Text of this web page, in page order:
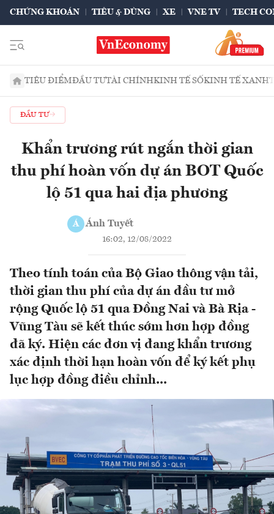
CHỨNG KHOÁN TIÊU & DÙNG XE VNE TV TECH
TIÊU ĐIỂMĐẦU TƯTÀI CHÍNHKINH TẾ SỐKINH TẾ XANH
ĐẦU TƯ
Khẩn trương rút ngắn thời gian
thu phí hoàn vốn dự án BOT Quốc
lộ 51 qua hai địa phương
Á Ánh Tuyết
16:02, 12/08/2022
Theo tính toán của Bộ Giao thông vận tải,
thời gian thu phí của dự án đầu tư mở
rộng Quốc lộ 51 qua Đồng Nai và Bà Rịa -
Vũng Tàu sẽ kết thúc sớm hơn hợp đồng
đã ký. Hiện các đơn vị đang khẩn trương
xác định thời hạn hoàn vốn để ký kết phụ
lục hợp đồng điều chỉnh...